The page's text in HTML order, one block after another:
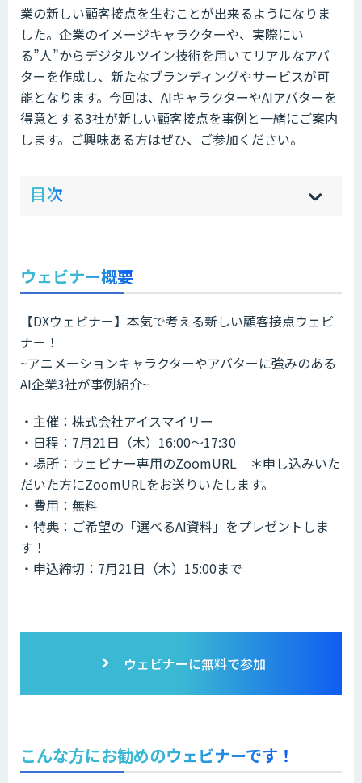
業の新しい顧客接点を生むことが出来るようになりま
した。企業のイメージキャラクターや、実際にい
る”人”からデジタルツイン技術を用いてリアルなアバ
ターを作成し、新たなブランディングやサービスが可
能となります。今回は、AIキャラクターやAIアバターを
得意とする3社が新しい顧客接点を事例と一緒にご案内
します。ご興味ある方はぜひ、ご参加ください。
目次 hi
]
sh
]
ウェビナー概要
【DXウェビナー】本気で考える新しい顧客接点ウェビ
ナー！
~アニメーションキャラクターやアバターに強みのある
AI企業3社が事例紹介~
・主催：株式会社アイスマイリー
・日程：7月21日（木）16:00～17:30
・場所：ウェビナー専用のZoomURL ＊申し込みいた
だいた方にZoomURLをお送りいたします。
・費用：無料
・特典：ご希望の「選べるAI資料」をプレゼントしま
す！
・申込締切：7月21日（木）15:00まで
ウェビナーに無料で参加
こんな方にお勧めのウェビナーです！